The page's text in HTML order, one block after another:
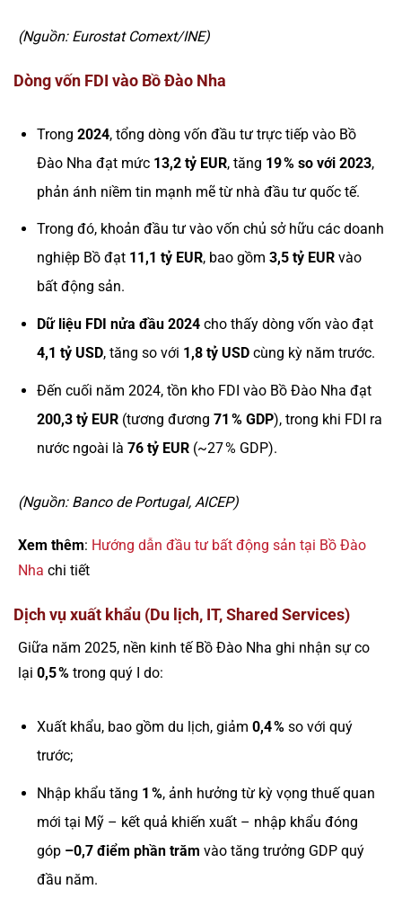
(Nguồn: Eurostat Comext/INE)
Dòng vốn FDI vào Bồ Đào Nha
Trong 2024, tổng dòng vốn đầu tư trực tiếp vào Bồ
Đào Nha đạt mức 13,2 tỷ EUR, tăng 19 % so với 2023,
phản ánh niềm tin mạnh mẽ từ nhà đầu tư quốc tế.
Trong đó, khoản đầu tư vào vốn chủ sở hữu các doanh
nghiệp Bồ đạt 11,1 tỷ EUR, bao gồm 3,5 tỷ EURvào
bất động sản.
Dữ liệu FDI nửa đầu 2024cho thấy dòng vốn vào đạt
4,1 tỷ USD, tăng so với 1,8 tỷ USDcùng kỳ năm trước.
Đến cuối năm 2024, tồn kho FDI vào Bồ Đào Nha đạt
200,3 tỷ EUR(tương đương 71 % GDP), trong khi FDI ra
nước ngoài là 76 tỷ EUR(~27 % GDP).
(Nguồn: Banco de Portugal, AICEP)
Xem thêm: Hướng dẫn đầu tư bất động sản tại Bồ Đào
Nha chi tiết
Dịch vụ xuất khẩu (Du lịch, IT, Shared Services)
Giữa năm 2025, nền kinh tế Bồ Đào Nha ghi nhận sự co
lại 0,5 % trong quý I do:
Xuất khẩu, bao gồm du lịch, giảm 0,4 %so với quý
trước;
Nhập khẩu tăng 1 %, ảnh hưởng từ kỳ vọng thuế quan
mới tại Mỹ – kết quả khiến xuất – nhập khẩu đóng
góp –0,7 điểm phần trăm vào tăng trưởng GDP quý
đầu năm.